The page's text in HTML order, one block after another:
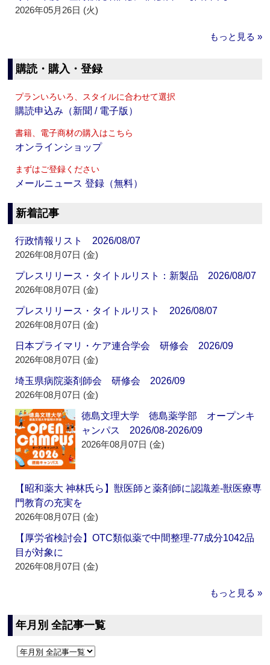
2026年05月26日 (火)
もっと見る »
購読・購入・登録
プランいろいろ、スタイルに合わせて選択
購読申込み（新聞 / 電子版）
書籍、電子商材の購入はこちら
オンラインショップ
まずはご登録ください
メールニュース 登録（無料）
新着記事
行政情報リスト 2026/08/07
2026年08月07日 (金)
プレスリリース・タイトルリスト：新製品 2026/08/07
2026年08月07日 (金)
プレスリリース・タイトルリスト 2026/08/07
2026年08月07日 (金)
日本プライマリ・ケア連合学会 研修会 2026/09
2026年08月07日 (金)
埼玉県病院薬剤師会 研修会 2026/09
2026年08月07日 (金)
徳島文理大学 徳島薬学部 オープンキ
ャンパス 2026/08-2026/09
2026年08月07日 (金)
【昭和薬大 神林氏ら】獣医師と薬剤師に認識差‐獣医療専
門教育の充実を
2026年08月07日 (金)
【厚労省検討会】OTC類似薬で中間整理‐77成分1042品
目が対象に
2026年08月07日 (金)
もっと見る »
年月別 全記事一覧